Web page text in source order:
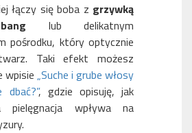
łączy się boba z grzywką
lub delikatnym
pośrodku, który optycznie
Taki efekt możesz
wpisie „Suche i grube włosy
, gdzie opisuję, jak
pielęgnacja wpływa na